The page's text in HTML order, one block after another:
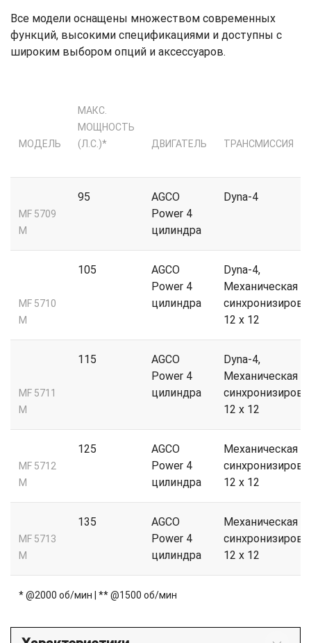
Все модели оснащены множеством современных
функций, высокими спецификациями и доступны с
широким выбором опций и аксессуаров.
МОДЕЛЬ
МАКС.
МОЩНОСТЬ
(Л.С.)*
ДВИГАТЕЛЬ ТРАНСМИССИЯ
MF 5709
M
95
AGCO
Power 4
цилиндра
Dyna-4
MF 5710
M
105
AGCO
Power 4
цилиндра
Dyna-4,
Механическая
12 x 12
MF 5711
M
115
AGCO
Power 4
цилиндра
Dyna-4,
Механическая
12 x 12
MF 5712
M
125
AGCO
Power 4
цилиндра
Механическая
12 x 12
MF 5713
M
135
AGCO
Power 4
цилиндра
Механическая
12 x 12
* @2000 об/мин | ** @1500 об/мин